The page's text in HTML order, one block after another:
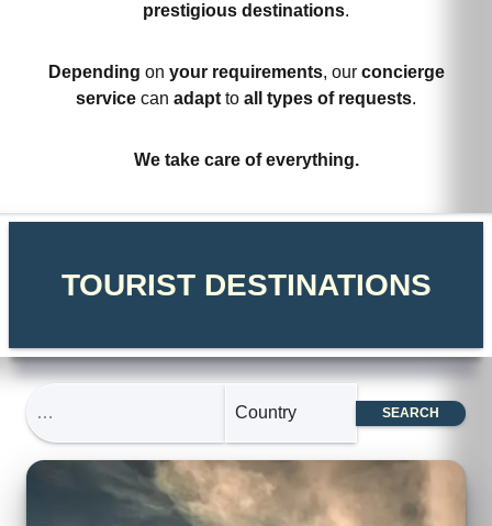
prestigious destinations.
Depending on your requirements, our concierge
service can adapt to all types of requests.
We take care of everything.
TOURIST DESTINATIONS
SEARCH